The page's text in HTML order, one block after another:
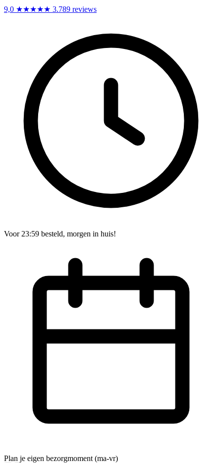
9,0 ★★★★★ 3.789 reviews
Voor 23:59 besteld, morgen in huis!
Plan je eigen bezorgmoment (ma-vr)